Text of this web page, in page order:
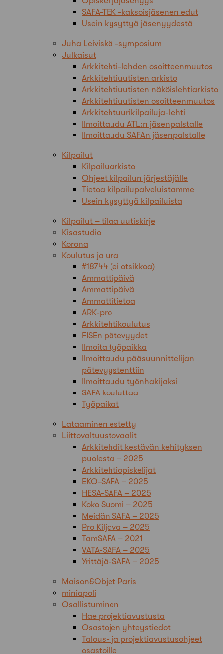
SAFA-TEK -kaksoisjäsenen edut
Usein kysyttyä jäsenyydestä
Juha Leiviskä -symposium
Julkaisut
Arkkitehti-lehden osoitteenmuutos
Arkkitehtiuutisten arkisto
Arkkitehtiuutisten näköislehtiarkisto
Arkkitehtiuutisten osoitteenmuutos
Arkkitehtuurikilpailuja-lehti
Ilmoittaudu ATL:n jäsenpalstalle
Ilmoittaudu SAFAn jäsenpalstalle
Kilpailut
Kilpailuarkisto
Ohjeet kilpailun järjestäjälle
Tietoa kilpailupalveluistamme
Usein kysyttyä kilpailuista
Kilpailut – tilaa uutiskirje
Kisastudio
Korona
Koulutus ja ura
#18744 (ei otsikkoa)
Ammattipäivä
Ammattipäivä
Ammattitietoa
ARK-pro
Arkkitehtikoulutus
FISEn pätevyydet
Ilmoita työpaikka
Ilmoittaudu pääsuunnittelijan
pätevyystenttiin
Ilmoittaudu työnhakijaksi
SAFA kouluttaa
Työpaikat
Lataaminen estetty
Liittovaltuustovaalit
Arkkitehdit kestävän kehityksen
puolesta – 2025
Arkkitehtiopiskelijat
EKO-SAFA – 2025
HESA-SAFA – 2025
Koko Suomi – 2025
Meidän SAFA – 2025
Pro Kiljava – 2025
TamSAFA – 2021
VATA-SAFA – 2025
Yrittäjä-SAFA – 2025
Maison&Objet Paris
miniapoli
Osallistuminen
Hae projektiavustusta
Osastojen yhteystiedot
Talous- ja projektiavustusohjeet
osastoille